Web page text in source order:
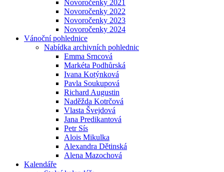
Novoročenky 2021
Novoročenky 2022
Novoročenky 2023
Novoročenky 2024
Vánoční pohlednice
Nabídka archivních pohlednic
Emma Srncová
Markéta Podhůrská
Ivana Kotýnková
Pavla Soukupová
Richard Augustin
Naděžda Kotrčová
Vlasta Švejdová
Jana Predikantová
Petr Sís
Alois Mikulka
Alexandra Dětinská
Alena Mazochová
Kalendáře